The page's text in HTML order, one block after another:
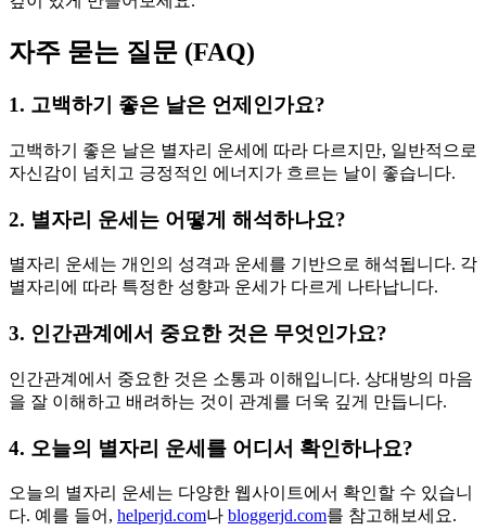
자주 묻는 질문 (FAQ)
1. 고백하기 좋은 날은 언제인가요?
고백하기 좋은 날은 별자리 운세에 따라 다르지만, 일반적으로
자신감이 넘치고 긍정적인 에너지가 흐르는 날이 좋습니다.
2. 별자리 운세는 어떻게 해석하나요?
별자리 운세는 개인의 성격과 운세를 기반으로 해석됩니다. 각
별자리에 따라 특정한 성향과 운세가 다르게 나타납니다.
3. 인간관계에서 중요한 것은 무엇인가요?
인간관계에서 중요한 것은 소통과 이해입니다. 상대방의 마음
을 잘 이해하고 배려하는 것이 관계를 더욱 깊게 만듭니다.
4. 오늘의 별자리 운세를 어디서 확인하나요?
오늘의 별자리 운세는 다양한 웹사이트에서 확인할 수 있습니
다. 예를 들어, helperjd.com나 bloggerjd.com를 참고해보세요.